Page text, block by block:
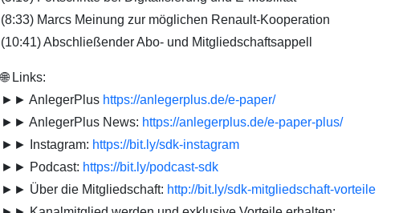
(8:33) Marcs Meinung zur möglichen Renault-Kooperation
(10:41) Abschließender Abo- und Mitgliedschaftsappell
🌐 Links:
►► AnlegerPlus https://anlegerplus.de/e-paper/
►► AnlegerPlus News: https://anlegerplus.de/e-paper-plus/
►► Instagram: https://bit.ly/sdk-instagram
►► Podcast: https://bit.ly/podcast-sdk
►► Über die Mitgliedschaft: http://bit.ly/sdk-mitgliedschaft-vorteile